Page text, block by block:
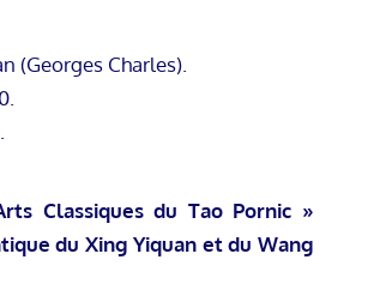
(Georges Charles).
Classiques du Tao Pornic »
du Xing Yiquan et du Wang